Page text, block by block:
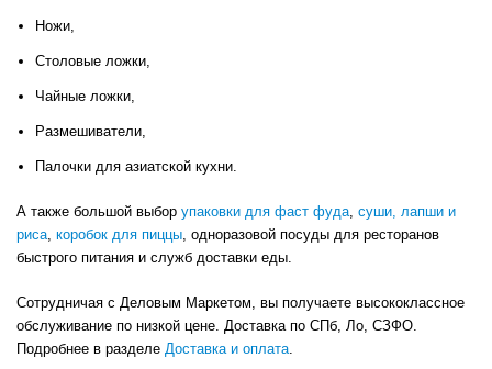
Ножи,
Столовые ложки,
Чайные ложки,
Размешиватели,
Палочки для азиатской кухни.
А также большой выбор упаковки для фаст фуда суши, лапши и
риса коробок для пиццы , одноразовой посуды для ресторанов
быстрого питания и служб доставки еды.
Сотрудничая с Деловым Маркетом, вы получаете высококлассное
обслуживание по низкой цене. Доставка по СПб, Ло, СЗФО.
Подробнее в разделе Доставка и оплата